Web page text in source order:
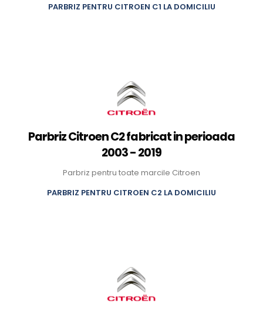
PARBRIZ PENTRU CITROEN C1 LA DOMICILIU
Parbriz Citroen C2 fabricat in perioada
2003 - 2019
Parbriz pentru toate marcile Citroen
PARBRIZ PENTRU CITROEN C2 LA DOMICILIU